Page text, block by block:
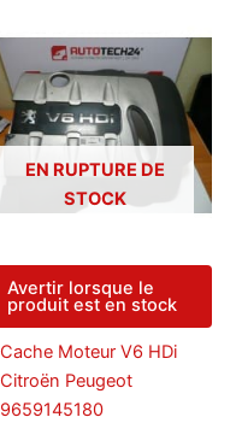
EN RUPTURE DE
STOCK
Avertir lorsque le
produit est en stock
Cache Moteur V6 HDi
Citroën Peugeot
9659145180